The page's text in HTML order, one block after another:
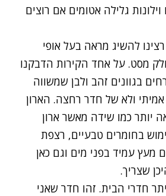
גלילה אטומים אם רוצים
להשיג מראה בעל אופי
מסט. על אחד הקירות הדבקנו
בגוונים זהב ולבן שמשווה
ולא של חדר רחצה. הארון
יותר כמו שידה מאשר ארון
בחומרים טבעיים, רצפת
מעץ עמיד בפני מים וגם כאן
שצריך.
חדרי הבית. זהו חדר שאני